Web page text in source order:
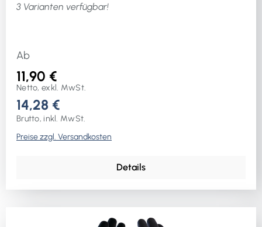
3 Varianten verfügbar!
Ab
11,90 €
Netto, exkl. MwSt.
14,28 €
Brutto, inkl. MwSt.
Preise zzgl. Versandkosten
Details